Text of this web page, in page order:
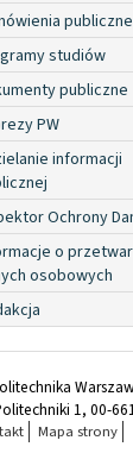
publiczne
studiów
publiczne
PW
informacji
Ochrony
o
osobowych
1, 00-
Mapa strony